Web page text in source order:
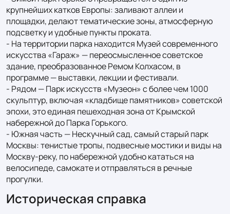
крупнейших катков Европы: заливают аллеи и
площадки, делают тематические зоны, атмосферную
подсветку и удобные пункты проката.
- На территории парка находится Музей современного
искусства «Гараж» — переосмысленное советское
здание, преобразованное Ремом Колхасом, в
программе — выставки, лекции и фестивали.
- Рядом — Парк искусств «Музеон» с более чем 1000
скульптур, включая «кладбище памятников» советской
эпохи, это единая пешеходная зона от Крымской
набережной до Парка Горького.
- Южная часть — Нескучный сад, самый старый парк
Москвы: тенистые тропы, подвесные мостики и виды на
Москву-реку, по набережной удобно кататься на
велосипеде, самокате и отправляться в речные
прогулки.
Историческая справка